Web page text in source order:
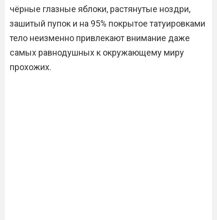
чёрные глазные яблоки, растянутые ноздри,
зашитый пупок и на 95% покрытое татуировками
тело неизменно привлекают внимание даже
самых равнодушных к окружающему миру
прохожих.